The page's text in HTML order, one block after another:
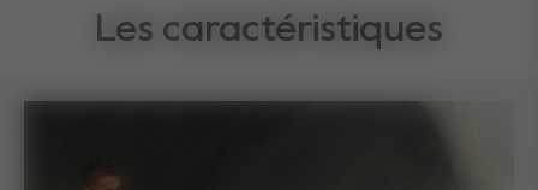
Les caractéristiques